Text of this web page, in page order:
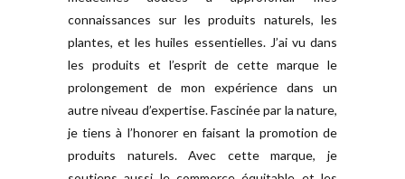
connaissances sur les produits naturels, les
plantes, et les huiles essentielles. J’ai vu dans
les produits et l’esprit de cette marque le
prolongement de mon expérience dans un
autre niveau d’expertise. Fascinée par la nature,
je tiens à l’honorer en faisant la promotion de
produits naturels. Avec cette marque, je